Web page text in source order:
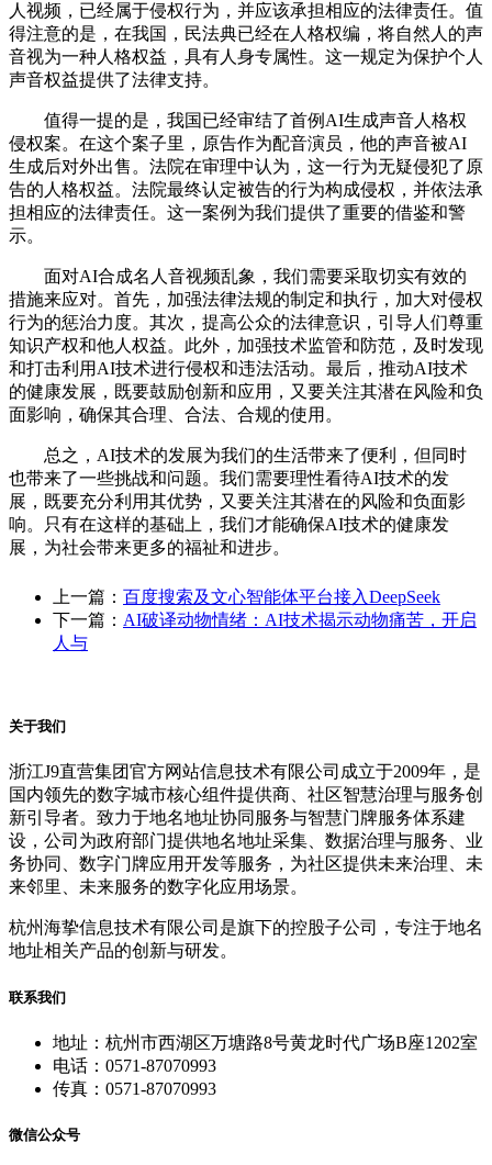
人视频，已经属于侵权行为，并应该承担相应的法律责任。值
得注意的是，在我国，民法典已经在人格权编，将自然人的声
音视为一种人格权益，具有人身专属性。这一规定为保护个人
声音权益提供了法律支持。
值得一提的是，我国已经审结了首例AI生成声音人格权
侵权案。在这个案子里，原告作为配音演员，他的声音被AI
生成后对外出售。法院在审理中认为，这一行为无疑侵犯了原
告的人格权益。法院最终认定被告的行为构成侵权，并依法承
担相应的法律责任。这一案例为我们提供了重要的借鉴和警
示。
面对AI合成名人音视频乱象，我们需要采取切实有效的
措施来应对。首先，加强法律法规的制定和执行，加大对侵权
行为的惩治力度。其次，提高公众的法律意识，引导人们尊重
知识产权和他人权益。此外，加强技术监管和防范，及时发现
和打击利用AI技术进行侵权和违法活动。最后，推动AI技术
的健康发展，既要鼓励创新和应用，又要关注其潜在风险和负
面影响，确保其合理、合法、合规的使用。
总之，AI技术的发展为我们的生活带来了便利，但同时
也带来了一些挑战和问题。我们需要理性看待AI技术的发
展，既要充分利用其优势，又要关注其潜在的风险和负面影
响。只有在这样的基础上，我们才能确保AI技术的健康发
展，为社会带来更多的福祉和进步。
上一篇： 百度搜索及文心智能体平台接入DeepSeek
下一篇： AI破译动物情绪：AI技术揭示动物痛苦，开启
人与
关于我们
浙江J9直营集团官方网站信息技术有限公司成立于2009年，是
国内领先的数字城市核心组件提供商、社区智慧治理与服务创
新引导者。致力于地名地址协同服务与智慧门牌服务体系建
设，公司为政府部门提供地名地址采集、数据治理与服务、业
务协同、数字门牌应用开发等服务，为社区提供未来治理、未
来邻里、未来服务的数字化应用场景。
杭州海挚信息技术有限公司是旗下的控股子公司，专注于地名
地址相关产品的创新与研发。
联系我们
地址：杭州市西湖区万塘路8号黄龙时代广场B座1202室
电话：0571-87070993
传真：0571-87070993
微信公众号